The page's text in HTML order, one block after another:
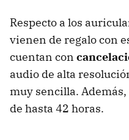
Respecto a los
vienen de regalo con
cuentan con
audio de alta
muy sencilla.
de hasta 42 horas.